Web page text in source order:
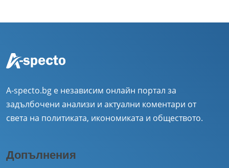
A-specto.bg е независим онлайн портал за
задълбочени анализи и актуални коментари от
света на политиката, икономиката и обществото.
Допълнения